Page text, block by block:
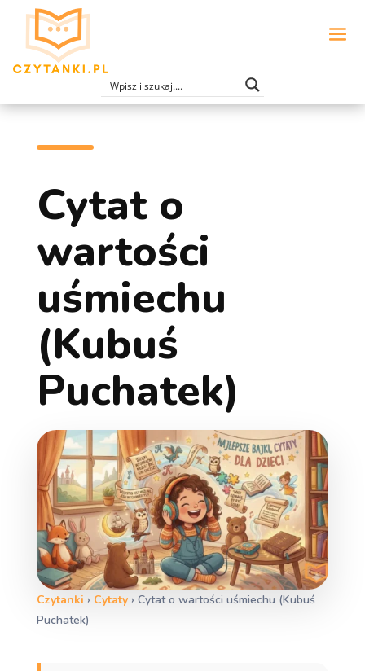
Cytat o
wartości
uśmiechu
(Kubuś
Puchatek)
Czytanki › Cytaty› Cytat o wartości uśmiechu (Kubuś
Puchatek)